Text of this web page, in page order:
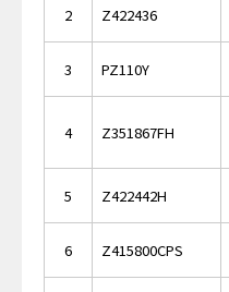
2 Z422436
3 PZ110Y
4 Z351867FH
5 Z422442H
6 Z415800CPS